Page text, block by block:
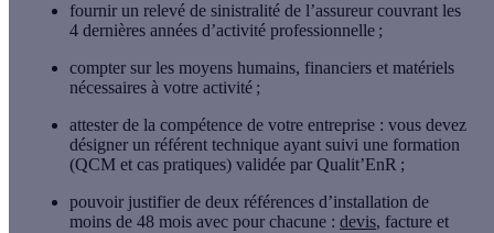
fournir un relevé de sinistralité de l’assureur couvrant les
4 dernières années d’activité professionnelle ;
compter sur les moyens humains, financiers et matériels
nécessaires à votre activité ;
attester de la compétence de votre entreprise : vous devez
désigner un référent technique ayant suivi une formation
(QCM et cas pratiques) validée par Qualit’EnR ;
pouvoir justifier de deux références d’installation de
moins de 48 mois avec pour chacune : devis, facture et